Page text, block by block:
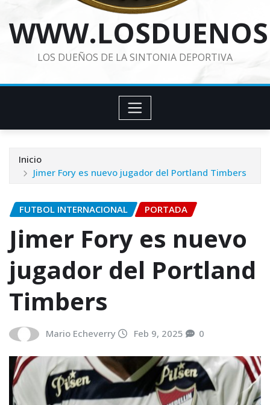
LOS DUEÑOS DE LA SINTONIA DEPORTIVA
Inicio
Jimer Fory es nuevo jugador del Portland Timbers
FUTBOL INTERNACIONAL PORTADA
Jimer Fory es nuevo
jugador del Portland
Timbers
Mario Echeverry Feb 9, 2025 0